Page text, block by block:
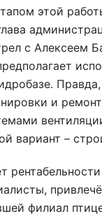
этой
с Алексеем
и
вариант –
филиал